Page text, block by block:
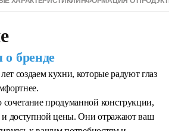
бренде
создаем кухни, которые радуют глаз
продуманной конструкции,
и доступной цены. Они отражают ваш